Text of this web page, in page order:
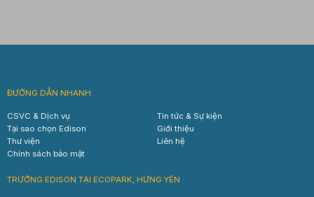
ĐƯỜNG DẪN NHANH
CSVC & Dịch vụ
Tin tức & Sự kiện
Tại sao chọn Edison
Giới thiệu
Thư viện
Liên hệ
Chính sách bảo mật
TRƯỜNG EDISON TẠI ECOPARK, HƯNG YÊN